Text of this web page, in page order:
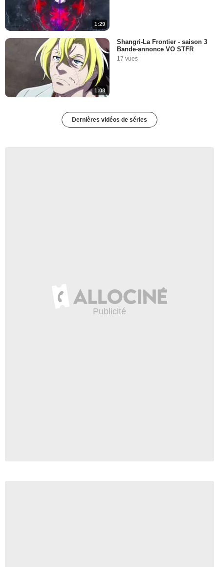
1:29
1:08
Shangri-La Frontier - saison 3
Bande-annonce VO STFR
17 vues
Dernières vidéos de séries